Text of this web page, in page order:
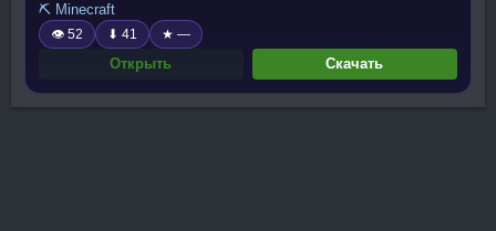
⛏️ Minecraft
👁 52 ⬇ 41 ★ —
Открыть Скачать